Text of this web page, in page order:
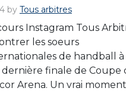
by Tous arbitres
Instagram Tous
les soeurs
de handball à
finale de Coupe
Arena. Un vrai